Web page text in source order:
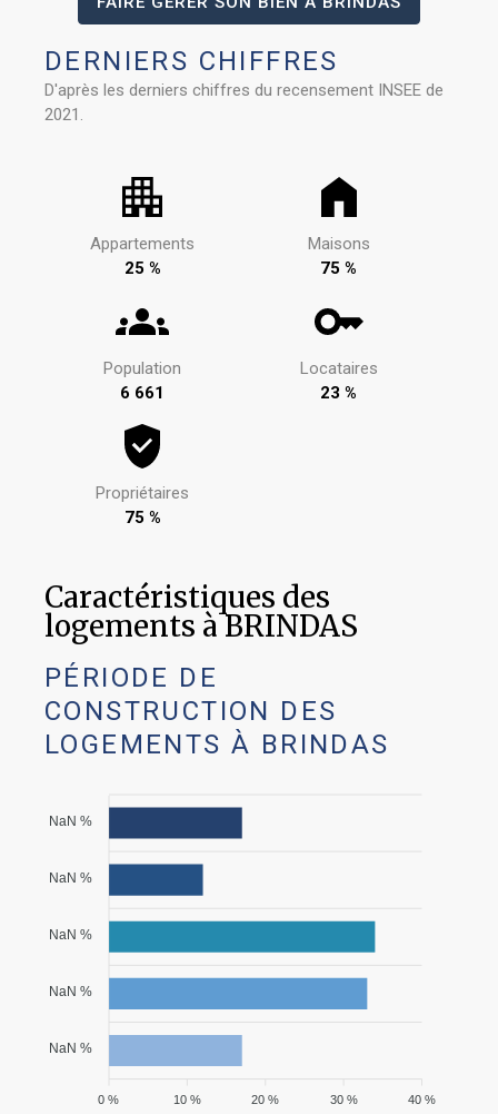
DERNIERS CHIFFRES
D'après les derniers chiffres du recensement INSEE de
2021.
Appartements
25 %
Maisons
75 %
Population
6 661
Locataires
23 %
Propriétaires
75 %
Caractéristiques des
logements à BRINDAS
PÉRIODE DE
CONSTRUCTION DES
LOGEMENTS À BRINDAS
NaN %
NaN %
NaN %
NaN %
NaN %
40 %
30 %
20 %
10 %
0 %